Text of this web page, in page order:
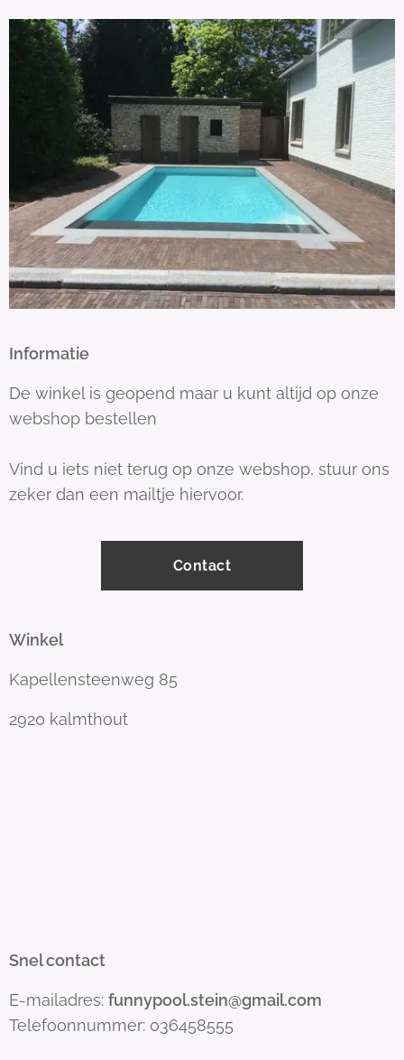
Informatie
De winkel is geopend maar u kunt altijd op onze
webshop bestellen
Vind u iets niet terug op onze webshop, stuur ons
zeker dan een mailtje hiervoor.
Contact
Winkel
Kapellensteenweg 85
2920 kalmthout
Snel contact
E-mailadres: funnypool.stein@gmail.com
Telefoonnummer: 036458555